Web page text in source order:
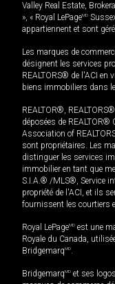
Valley Real Estate,
», « Royal LePageMD
appartiennent et sont
Les marques de
désignent les services
REALTORS® de l'ACI en
biens immobiliers dans
REALTOR®,
déposées de REALTOR®
Association of
sont propriétaires. Les
distinguer les services
immobilier en tant que
S.I.A.® /MLS®, Service
propriété de l'ACI, et ils
fournissent les courtiers
Royal LePageMD est une
Royale du Canada,
BridgemarqMD.
BridgemarqMD et ses